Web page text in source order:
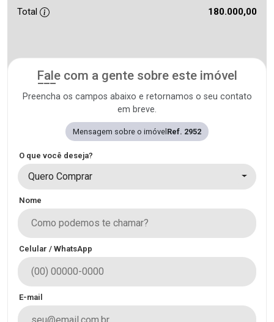
Total 180.000,00
Fale com a gente sobre este imóvel
Preencha os campos abaixo e retornamos o seu contato
em breve.
Mensagem sobre o imóvelRef. 2952
O que você deseja?
Quero Comprar
Nome
Celular / WhatsApp
E-mail